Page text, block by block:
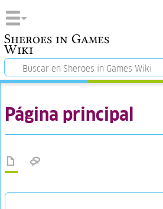
Sheroes in Games
Wiki
Página principal